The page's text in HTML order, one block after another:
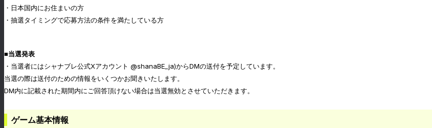
・日本国内にお住まいの方
・抽選タイミングで応募方法の条件を満たしている方
■当選発表
・当選者にはシャナブレ公式Xアカウント @shanaBE_ja)からDMの送付を予定しています。
当選の際は送付のための情報をいくつかお聞きいたします。
DM内に記載された期間内にご回答頂けない場合は当選無効とさせていただきます。
ゲーム基本情報